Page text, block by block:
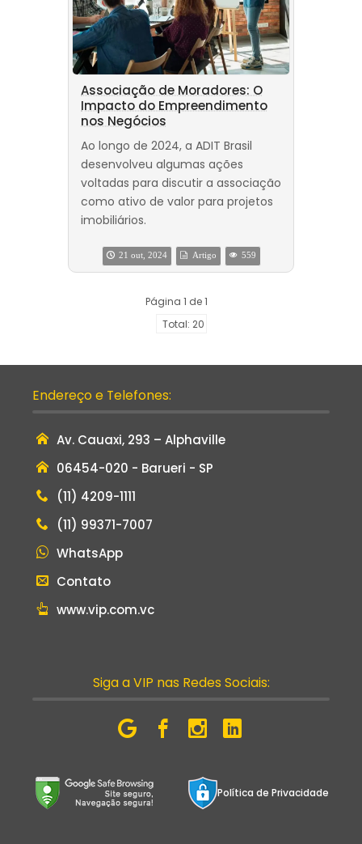
Associação de Moradores: O
Impacto do Empreendimento
nos Negócios
Ao longo de 2024, a ADIT Brasil
desenvolveu algumas ações
voltadas para discutir a associação
como ativo de valor para projetos
imobiliários.
21 out, 2024 Artigo 559
Página 1 de 1
Total: 20
Endereço e Telefones:
Av. Cauaxi, 293 – Alphaville
06454-020 - Barueri - SP
(11) 4209-1111
(11) 99371-7007
WhatsApp
Contato
www.vip.com.vc
Siga a VIP nas Redes Sociais:
Política de Privacidade